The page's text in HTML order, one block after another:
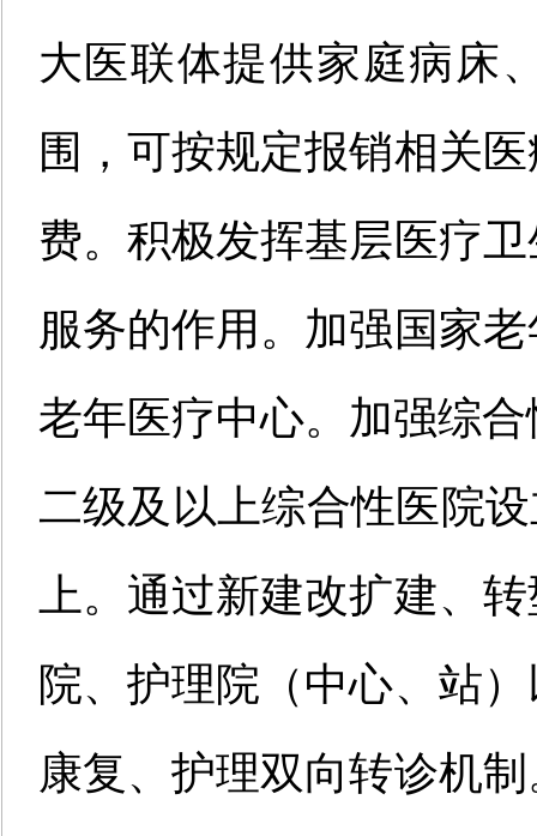
大医联体提供家庭病床
围，可按规定报销相关
费。积极发挥基层医疗
服务的作用。加强国家
老年医疗中心。加强综
二级及以上综合性医院
上。通过新建改扩建、
院、护理院（中心、站
康复、护理双向转诊机